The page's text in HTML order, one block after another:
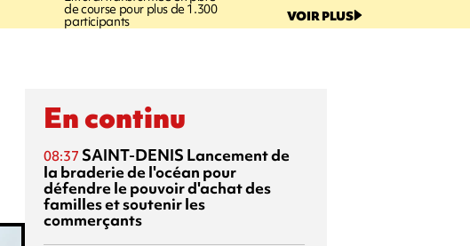
de course pour plus de 1.300
participants VOIR PLUS
En continu
08:37 SAINT-DENIS Lancement de
la braderie de l'océan pour
défendre le pouvoir d'achat des
familles et soutenir les
commerçants